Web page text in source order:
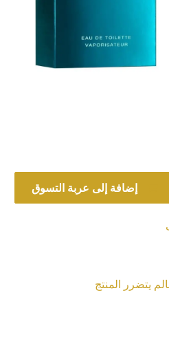
إضافة إلى عربة التسوق
يتضرر المنتج